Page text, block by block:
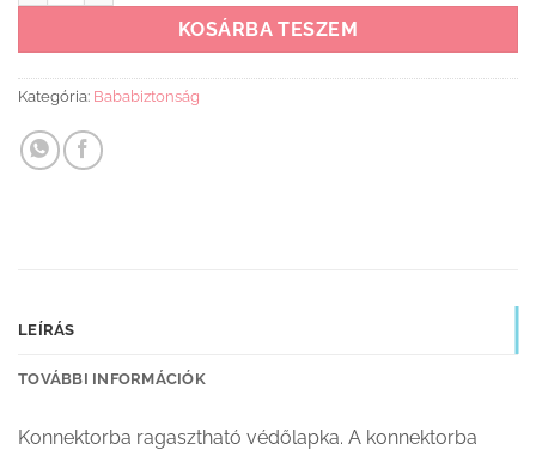
KOSÁRBA TESZEM
Kategória: Bababiztonság
LEÍRÁS
TOVÁBBI INFORMÁCIÓK
Konnektorba ragasztható védőlapka. A konnektorba